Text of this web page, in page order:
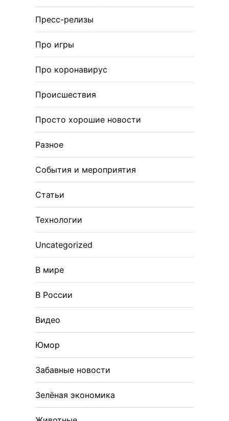
Пресс-релизы
Про игры
Про коронавирус
Происшествия
Просто хорошие новости
Разное
События и мероприятия
Статьи
Технологии
Uncategorized
В мире
В России
Видео
Юмор
Забавные новости
Зелёная экономика